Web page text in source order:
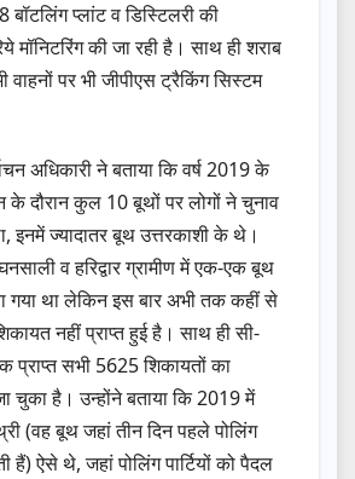
प्लांट व डिस्टिलरी की
मॉनिटरिंग की जा रही है। साथ ही शराब
पर भी जीपीएस ट्रैकिंग सिस्टम
अधिकारी ने बताया कि वर्ष 2019 के
के दौरान कुल 10 बूथों पर लोगों ने चुनाव
इनमें ज्यादातर बूथ उत्तरकाशी के थे।
व हरिद्वार ग्रामीण में एक-एक बूथ
गया था लेकिन इस बार अभी तक कहीं से
नहीं प्राप्त हुई है। साथ ही सी-
प्राप्त सभी 5625 शिकायतों का
चुका है। उन्होंने बताया कि 2019 में
(वह बूथ जहां तीन दिन पहले पोलिंग
हैं) ऐसे थे, जहां पोलिंग पार्टियों को पैदल